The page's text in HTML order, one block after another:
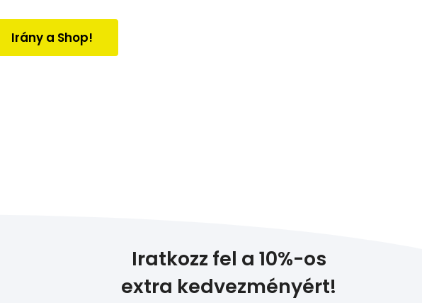
Irány a Shop!
Iratkozz fel a 10%-os
extra kedvezményért!